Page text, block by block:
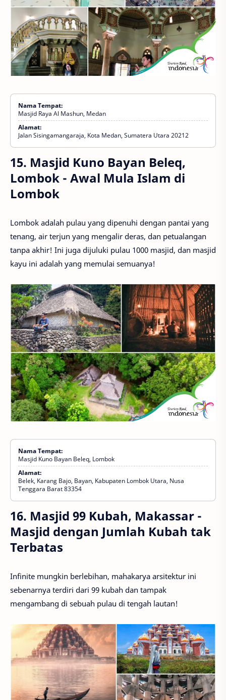
Nama Tempat:
Masjid Raya Al Mashun, Medan
Alamat:
Jalan Sisingamangaraja, Kota Medan, Sumatera Utara 20212
15. Masjid Kuno Bayan Beleq,
Lombok - Awal Mula Islam di
Lombok
Lombok adalah pulau yang dipenuhi dengan pantai yang
tenang, air terjun yang mengalir deras, dan petualangan
tanpa akhir! Ini juga dijuluki pulau 1000 masjid, dan masjid
kayu ini adalah yang memulai semuanya!
Nama Tempat:
Masjid Kuno Bayan Beleq, Lombok
Alamat:
Belek, Karang Bajo, Bayan, Kabupaten Lombok Utara, Nusa
Tenggara Barat 83354
16. Masjid 99 Kubah, Makassar -
Masjid dengan Jumlah Kubah tak
Terbatas
Infinite mungkin berlebihan, mahakarya arsitektur ini
sebenarnya terdiri dari 99 kubah dan tampak
mengambang di sebuah pulau di tengah lautan!